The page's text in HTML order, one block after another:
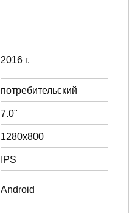
2016 г.
потребительский
7.0"
1280x800
IPS
Android